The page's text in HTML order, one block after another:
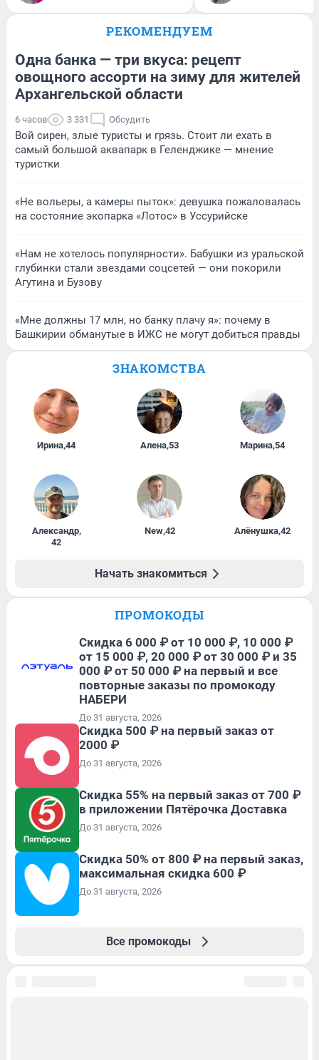
РЕКОМЕНДУЕМ
Одна банка — три вкуса: рецепт
овощного ассорти на зиму для жителей
Архангельской области
6 часов 3 331 Обсудить
Вой сирен, злые туристы и грязь. Стоит ли ехать в
самый большой аквапарк в Геленджике — мнение
туристки
«Не вольеры, а камеры пыток»: девушка пожаловалась
на состояние экопарка «Лотос» в Уссурийске
«Нам не хотелось популярности». Бабушки из уральской
глубинки стали звездами соцсетей — они покорили
Агутина и Бузову
«Мне должны 17 млн, но банку плачу я»: почему в
Башкирии обманутые в ИЖС не могут добиться правды
ЗНАКОМСТВА
Ирина,44 Алена,53 Марина,54
Александр,
42
New,42 Алёнушка,42
Начать знакомиться
ПРОМОКОДЫ
Скидка 6 000 ₽ от 10 000 ₽, 10 000 ₽
от 15 000 ₽, 20 000 ₽ от 30 000 ₽ и 35
000 ₽ от 50 000 ₽ на первый и все
повторные заказы по промокоду
НАБЕРИ
До 31 августа, 2026
Скидка 500 ₽ на первый заказ от
2000 ₽
До 31 августа, 2026
Скидка 55% на первый заказ от 700 ₽
в приложении Пятёрочка Доставка
До 31 августа, 2026
Скидка 50% от 800 ₽ на первый заказ,
максимальная скидка 600 ₽
До 31 августа, 2026
Все промокоды